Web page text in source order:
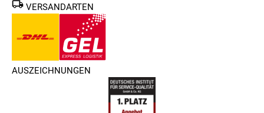
VERSANDARTEN
AUSZEICHNUNGEN